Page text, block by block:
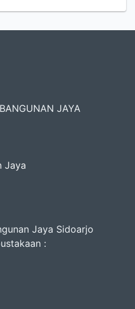
JAYA
Jaya
Jaya Sidoarjo
: